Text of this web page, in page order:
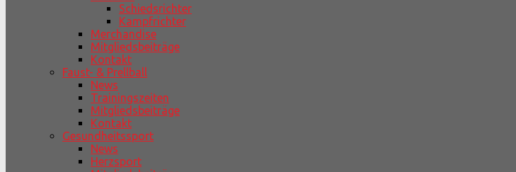
Schiedsrichter
Kampfrichter
Merchandise
Mitgliedsbeiträge
Kontakt
Faust- & Prellball
News
Trainingszeiten
Mitgliedsbeiträge
Kontakt
Gesundheitssport
News
Herzsport